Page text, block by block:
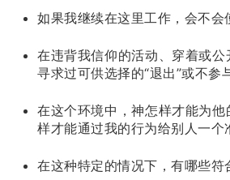
如果我继续在这里工作，会不会
在违背我信仰的活动、穿着或
寻求过可供选择的“退出”或不参
在这个环境中，神怎样才能为
样才能通过我的行为给别人一个
在这种特定的情况下，有哪些符